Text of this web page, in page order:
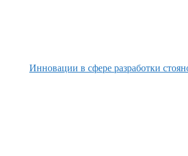
Инновации в сфере разработки